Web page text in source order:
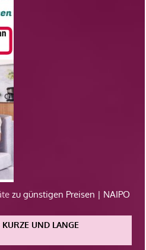
zu günstigen Preisen | NAIPO
UND LANGE